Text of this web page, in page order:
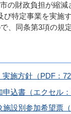
の財政負担が縮減
特定事業を実施
、同条第3項の規
施方針（PDF：
込書（エクセル：
設別参加希望票